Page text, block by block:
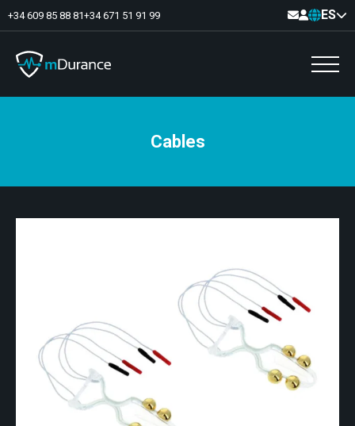
+34 609 85 88 81+34 671 51 91 99 ES
Comunicación
Suelo pélvico
Entrenamiento
Neurología
Cables